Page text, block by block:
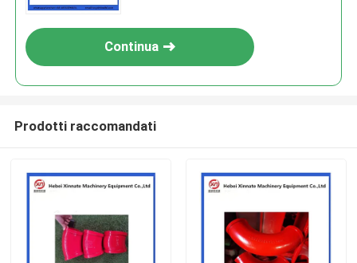
Continua
Prodotti raccomandati